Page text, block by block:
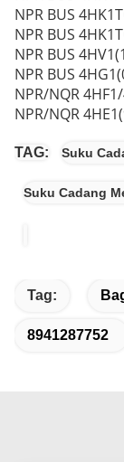
NPR BUS
NPR BUS
NPR BUS
NPR BUS
NPR/NQR
NPR/NQR
TAG: Suku
Suku Cadang
Tag:
8941287752